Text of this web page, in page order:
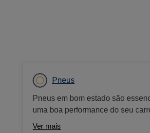
Pneus
Pneus em bom estado são
uma boa performance do seu
tudo, a sua segurança. Por este
Ver mais